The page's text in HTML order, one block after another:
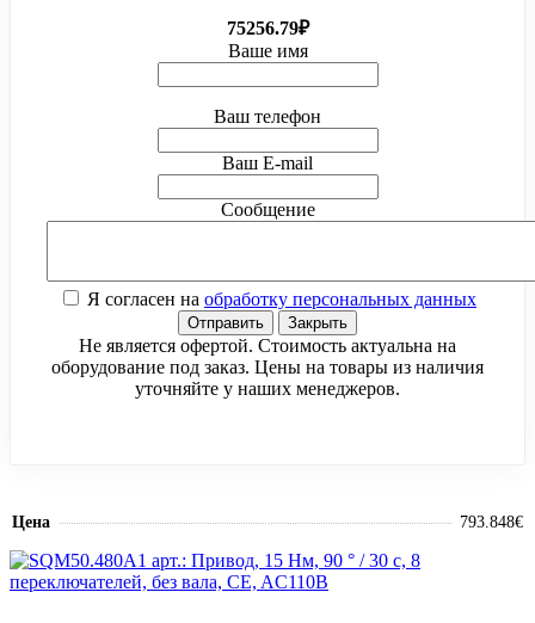
75256.79₽
Ваше имя
Ваш телефон
Ваш E-mail
Сообщение
Я согласен на обработку персональных данных
Отправить Закрыть
Не является офертой. Стоимость актуальна на
оборудование под заказ. Цены на товары из наличия
уточняйте у наших менеджеров.
Цена 793.848€